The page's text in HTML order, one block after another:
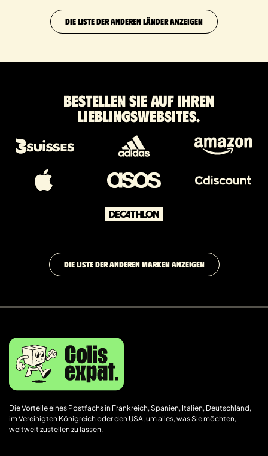
DIE LISTE DER ANDEREN LÄNDER ANZEIGEN
Bestellen Sie auf Ihren
Lieblingswebsites.
DIE LISTE DER ANDEREN MARKEN ANZEIGEN
Die Vorteile eines Postfachs in Frankreich, Spanien, Italien, Deutschland,
im Vereinigten Königreich oder den USA, um alles, was Sie möchten,
weltweit zustellen zu lassen.